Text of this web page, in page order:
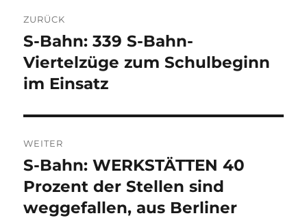
ZURÜCK
Vorheriger
Beitrag:
S-Bahn: 339 S-Bahn-
Viertelzüge zum Schulbeginn
im Einsatz
WEITER
Nächster
Beitrag:
S-Bahn: WERKSTÄTTEN 40
Prozent der Stellen sind
weggefallen, aus Berliner